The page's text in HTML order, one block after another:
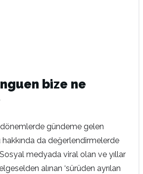
bize ne
gündeme gelen
da değerlendirmelerde
medyada viral olan ve yıllar
alınan ‘sürüden ayrılan